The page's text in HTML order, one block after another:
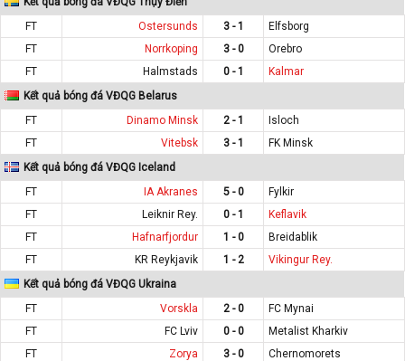
FT
Ostersunds 3 - 1
Elfsborg
FT
Norrkoping 3 - 0
Orebro
FT
Halmstads 0 - 1
Kalmar
Kết quả bóng đá VĐQG Belarus
FT
Dinamo Minsk 2 - 1
Isloch
FT
Vitebsk 3 - 1
FK Minsk
Kết quả bóng đá VĐQG Iceland
FT
IA Akranes 5 - 0
Fylkir
FT
Leiknir Rey. 0 - 1
Keflavik
FT
Hafnarfjordur 1 - 0
Breidablik
FT
KR Reykjavik 1 - 2
Vikingur Rey.
Kết quả bóng đá VĐQG Ukraina
FT
Vorskla 2 - 0
FC Mynai
FT
FC Lviv 0 - 0
Metalist Kharkiv
FT
Zorya 3 - 0
Chernomorets